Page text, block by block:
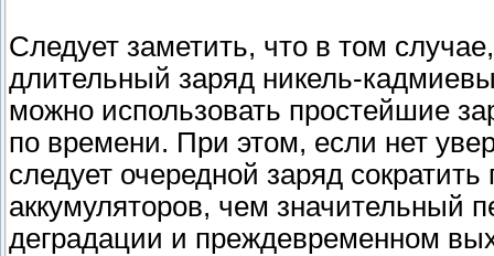
Следует заметить, что в том
длительный заряд никель-
можно использовать простейшие
по времени. При этом, если нет
следует очередной заряд
аккумуляторов, чем значительный
деградации и преждевременном